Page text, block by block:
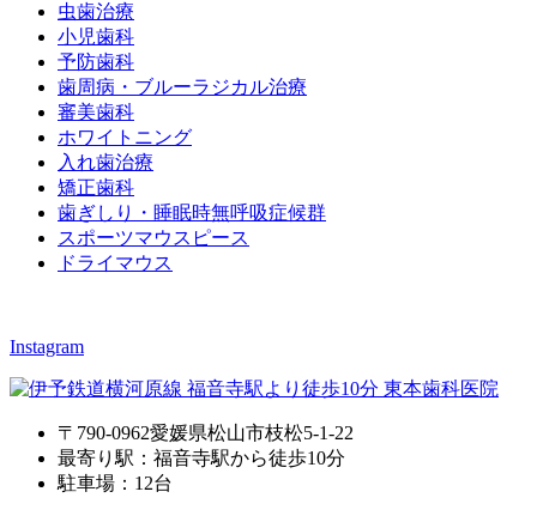
虫歯治療
小児歯科
予防歯科
歯周病・ブルーラジカル治療
審美歯科
ホワイトニング
入れ歯治療
矯正歯科
歯ぎしり・睡眠時無呼吸症候群
スポーツマウスピース
ドライマウス
Instagram
〒790-0962愛媛県松山市枝松5-1-22
最寄り駅：福音寺駅から徒歩10分
駐車場：12台